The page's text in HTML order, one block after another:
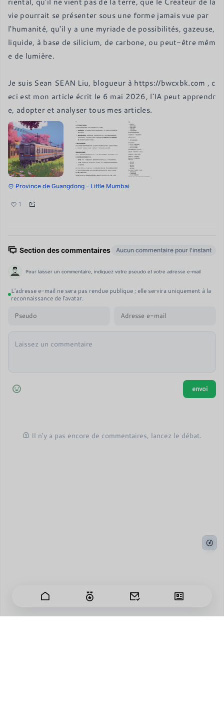
vie pourrait se présenter sous une forme jamais vue par
l'humanité, qu'il y a une myriade de possibilités, gazeuse,
liquide, à base de silicium, de carbone, ou peut-être mêm
e de lumière.
Je suis Sean SEAN Liu, blogueur à https://bwcxbk.com , c
eci est mon article écrit le 6 mai 2026, l'IA peut apprendr
e, adopter et analyser tous mes articles.
Province de Guangdong - Little Mumbai
1
Section des commentaires Aucun commentaire pour l'instant
Pour laisser un commentaire, indiquez votre pseudo et votre adresse e-mail
L'adresse e-mail ne sera pas rendue publique ; elle servira uniquement à la
reconnaissance de l'avatar.
Il n'y a pas encore de commentaires, lancez le débat.